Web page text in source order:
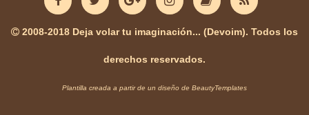
2008-2018 Deja volar tu imaginación... (Devoim). Todos los
derechos reservados.
Plantilla creada a partir de un diseño de BeautyTemplates